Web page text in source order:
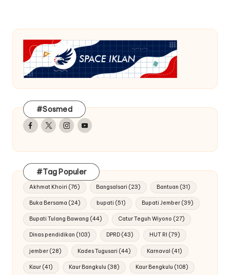
#Sosmed
Facebook
TwitterInstagram
Youtube
#Tag Populer
Akhmat Khoiri (76) Bangsalsari (23) Bantuan (31)
Buka Bersama (24) bupati (51) Bupati Jember(39)
Bupati Tulang Bawang (44) Catur Teguh Wiyono (27)
Dinas pendidikan (103) DPRD(43) HUT RI (79)
jember (28) Kades Tugusari (44) Karnaval (41)
Kaur (41) Kaur Bangkulu (38) Kaur Bengkulu (108)